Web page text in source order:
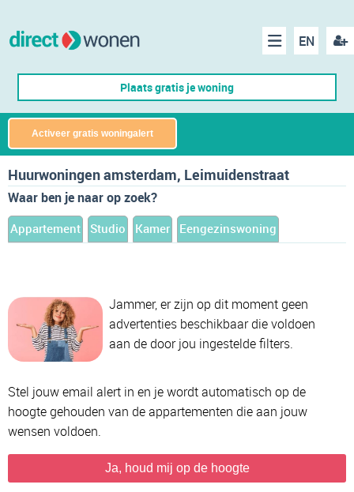
EN
Menu
Plaats gratis je woning
Activeer gratis woningalert
Huurwoningen amsterdam, Leimuidenstraat
Waar ben je naar op zoek?
Appartement Studio Kamer Eengezinswoning
Jammer, er zijn op dit moment geen
advertenties beschikbaar die voldoen
aan de door jou ingestelde filters.
Stel jouw email alert in en je wordt automatisch op de
hoogte gehouden van de appartementen die aan jouw
wensen voldoen.
Ja, houd mij op de hoogte